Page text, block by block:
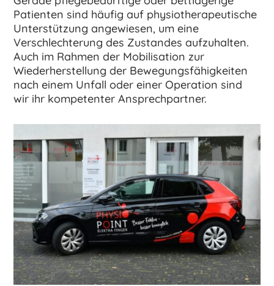
Patienten sind häufig auf physiotherapeutische
Unterstützung angewiesen, um eine
Verschlechterung des Zustandes aufzuhalten.
Auch im Rahmen der Mobilisation zur
Wiederherstellung der Bewegungsfähigkeiten
nach einem Unfall oder einer Operation sind
wir ihr kompetenter Ansprechpartner.